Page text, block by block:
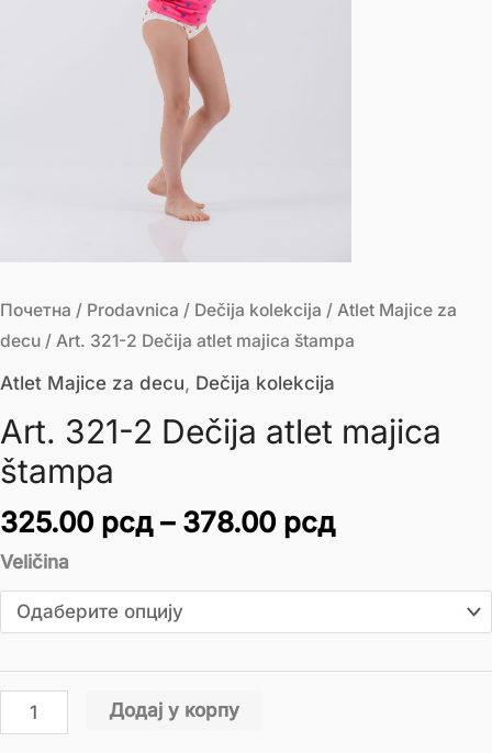
Почетна / Prodavnica / Dečija kolekcija / Atlet Majice za
decu / Art. 321-2 Dečija atlet majica štampa
Atlet Majice za decu, Dečija kolekcija
Art. 321-2 Dečija atlet majica
štampa
325.00 рсд – 378.00 рсд
Veličina
Додај у корпу